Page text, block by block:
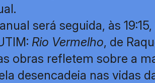
será seguida, às
Rio Vermelho, de
obras refletem sobre a
desencadeia nas vidas